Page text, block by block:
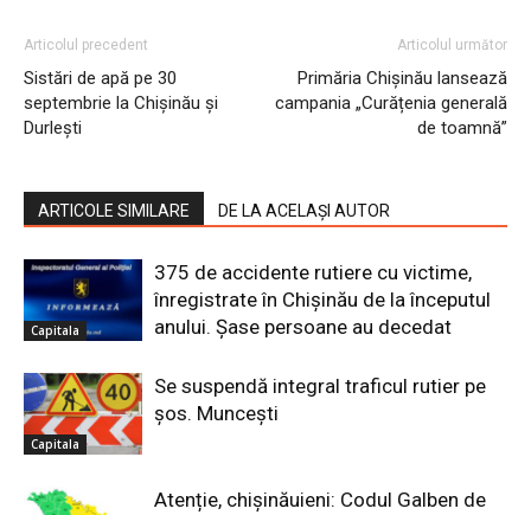
Articolul precedent
Sistări de apă pe 30
septembrie la Chișinău și
Durlești
Articolul următor
Primăria Chișinău lansează
campania „Curățenia generală
de toamnă”
ARTICOLE SIMILARE DE LA ACELAȘI AUTOR
Capitala
375 de accidente rutiere cu victime,
înregistrate în Chișinău de la începutul
anului. Șase persoane au decedat
Capitala
Se suspendă integral traficul rutier pe
șos. Muncești
Atenție, chișinăuieni: Codul Galben de